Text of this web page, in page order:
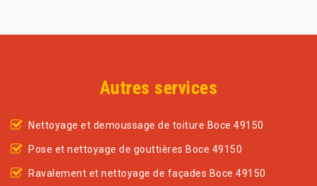
Autres services
Nettoyage et demoussage de toiture Boce 49150
Pose et nettoyage de gouttières Boce 49150
Ravalement et nettoyage de façades Boce 49150